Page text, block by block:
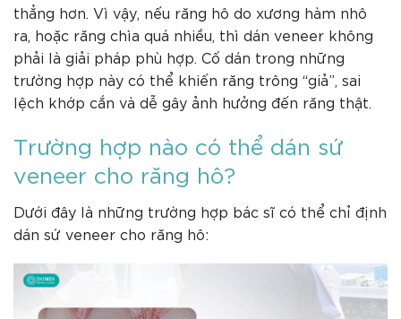
thẳng hơn. Vì vậy, nếu răng hô do xương hàm nhô
ra, hoặc răng chìa quá nhiều, thì dán veneer không
phải là giải pháp phù hợp. Cố dán trong những
trường hợp này có thể khiến răng trông “giả”, sai
lệch khớp cắn và dễ gây ảnh hưởng đến răng thật.
Trường hợp nào có thể dán sứ
veneer cho răng hô?
Dưới đây là những trường hợp bác sĩ có thể chỉ định
dán sứ veneer cho răng hô: